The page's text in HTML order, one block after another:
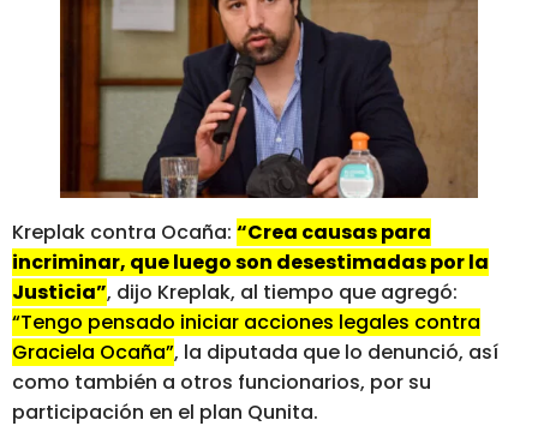
Kreplak contra Ocaña: “Crea causas para
incriminar, que luego son desestimadas por la
Justicia”, dijo Kreplak, al tiempo que agregó:
“Tengo pensado iniciar acciones legales contra
Graciela Ocaña”, la diputada que lo denunció, así
como también a otros funcionarios, por su
participación en el plan Qunita.